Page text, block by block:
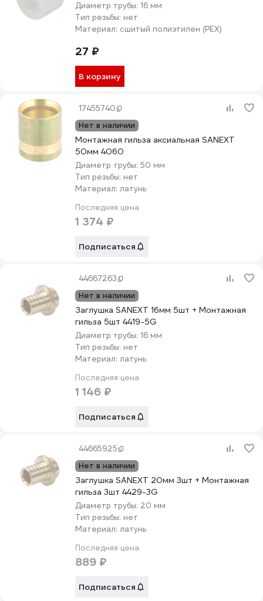
Диаметр трубы: 16 мм
Тип резьбы: нет
Материал: сшитый полиэтилен (PEX)
27 ₽
В корзину
17455740
Нет в наличии
Монтажная гильза аксиальная SANEXT
50мм 4060
Диаметр трубы: 50 мм
Тип резьбы: нет
Материал: латунь
Последняя цена
1 374 ₽
Подписаться
44667263
Нет в наличии
Заглушка SANEXT 16мм 5шт + Монтажная
гильза 5шт 4419-5G
Диаметр трубы: 16 мм
Тип резьбы: нет
Материал: латунь
Последняя цена
1 146 ₽
Подписаться
44665925
Нет в наличии
Заглушка SANEXT 20мм 3шт + Монтажная
гильза 3шт 4429-3G
Диаметр трубы: 20 мм
Тип резьбы: нет
Материал: латунь
Последняя цена
889 ₽
Подписаться